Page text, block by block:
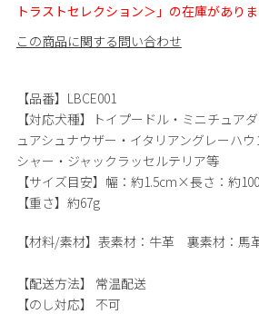
トラストセレクション＞」の在庫がありま
この商品に関する問い合わせ
【品番】LBCE001
【対応犬種】トイプードル・ミニチュア
ュアシュナウザー・イタリアングレーハ
シャー・ジャックラッセルテリア等
【サイズ目安】幅：約1.5cm×長さ：約
【重さ】約67g
【材料/素材】 表素材：牛革 裏素材：馬
【配送方法】
常温配送
【のし対応】
不可